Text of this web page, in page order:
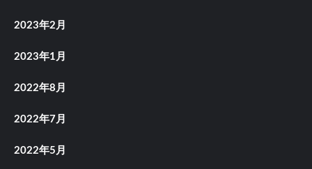
2023年2月
2023年1月
2022年8月
2022年7月
2022年5月